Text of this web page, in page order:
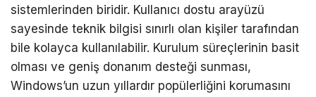
sistemlerinden biridir. Kullanıcı dostu arayüzü
sayesinde teknik bilgisi sınırlı olan kişiler tarafından
bile kolayca kullanılabilir. Kurulum süreçlerinin basit
olması ve geniş donanım desteği sunması,
Windows’un uzun yıllardır popülerliğini korumasını